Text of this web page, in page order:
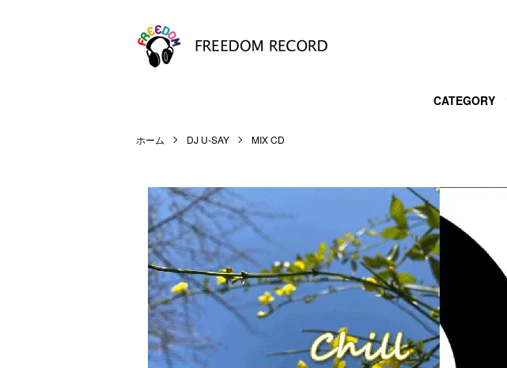
CATEGORY
ホーム DJ U-SAY MIX CD